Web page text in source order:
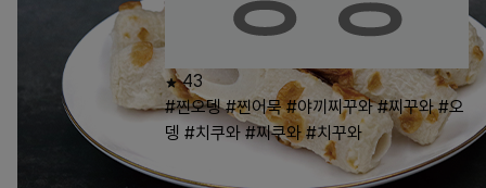
43
#찐오뎅 #찐어묵 #야끼찌꾸와 #찌꾸와 #오
뎅 #치쿠와 #찌쿠와 #치꾸와